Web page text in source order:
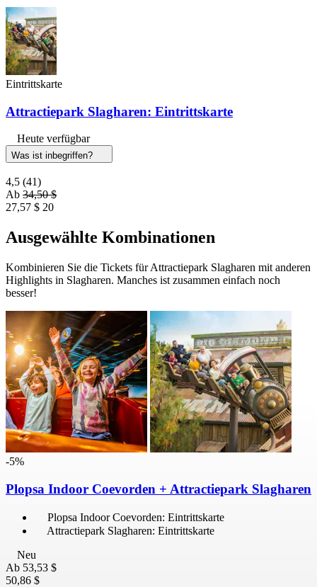
Eintrittskarte
Attractiepark Slagharen: Eintrittskarte
Heute verfügbar
Was ist inbegriffen?
4,5 (41)
Ab 34,50 $
27,57 $ 20
Ausgewählte Kombinationen
Kombinieren Sie die Tickets für Attractiepark Slagharen mit anderen
Highlights in Slagharen. Manches ist zusammen einfach noch
besser!
-5%
Plopsa Indoor Coevorden + Attractiepark Slagharen
Plopsa Indoor Coevorden: Eintrittskarte
Attractiepark Slagharen: Eintrittskarte
Neu
Ab 53,53 $
50,86 $